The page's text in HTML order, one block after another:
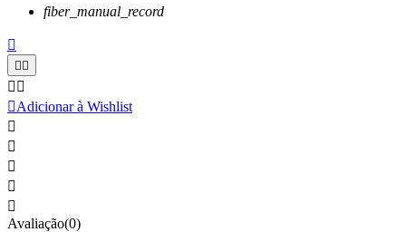
fiber_manual_record


 
Adicionar à Wishlist





Avaliação(0)